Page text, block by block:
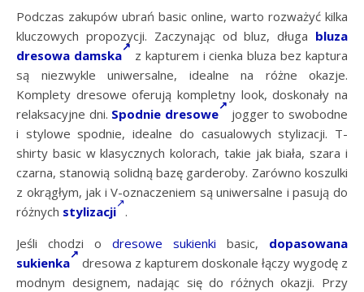
Podczas zakupów ubrań basic online, warto rozważyć kilka
kluczowych propozycji. Zaczynając od bluz, długa bluza
dresowa damska
z kapturem i cienka bluza bez kaptura
są niezwykle uniwersalne, idealne na różne okazje.
Komplety dresowe oferują kompletny look, doskonały na
relaksacyjne dni. Spodnie dresowe
jogger to swobodne
i stylowe spodnie, idealne do casualowych stylizacji. T-
shirty basic w klasycznych kolorach, takie jak biała, szara i
czarna, stanowią solidną bazę garderoby. Zarówno koszulki
z okrągłym, jak i V-oznaczeniem są uniwersalne i pasują do
różnych stylizacji .
Jeśli chodzi o dresowe sukienki basic, dopasowana
sukienka
dresowa z kapturem doskonale łączy wygodę z
modnym designem, nadając się do różnych okazji. Przy